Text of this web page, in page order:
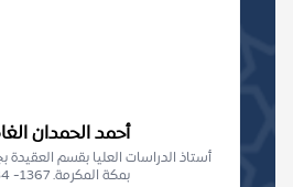
أحمد الحمدان
أستاذ الدراسات العليا بقسم العقيدة
بمكة المكرمة. 1367- 1434هـ.